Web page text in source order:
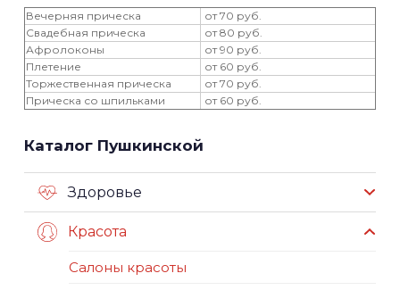
Вечерняя прическа
от 70 руб.
Свадебная прическа
от 80 руб.
Афролоконы
от 90 руб.
Плетение
от 60 руб.
Торжественная прическа
от 70 руб.
Прическа со шпильками
от 60 руб.
Каталог Пушкинской
Здоровье
Красота
Салоны красоты